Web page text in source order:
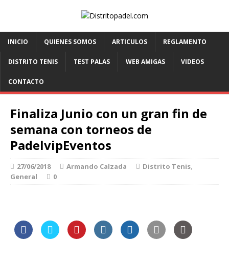
INICIO QUIENES SOMOS ARTICULOS REGLAMENTO
DISTRITO TENIS TEST PALAS WEB AMIGAS VIDEOS
CONTACTO
Finaliza Junio con un gran fin de
semana con torneos de
PadelvipEventos
27/06/2018 Armando Calzada Distrito Tenis,
General
0